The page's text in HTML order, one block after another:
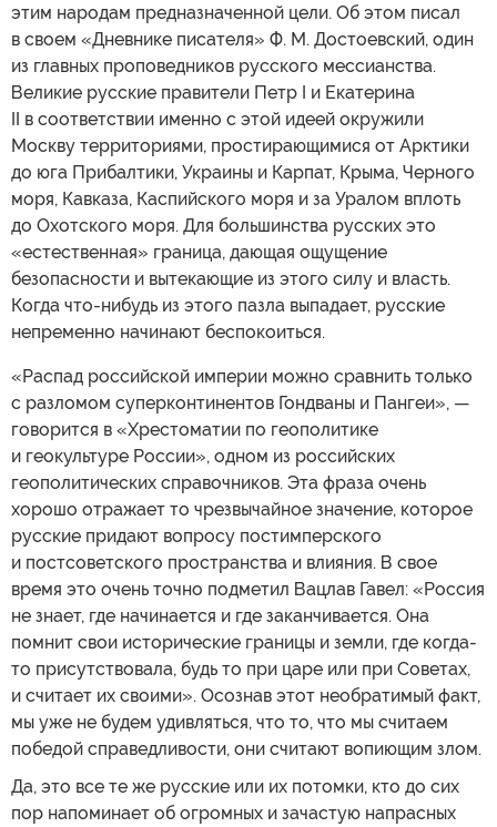
этим народам предназначенной цели. Об этом писал
в своем «Дневнике писателя» Ф. М. Достоевский, один
из главных проповедников русского мессианства.
Великие русские правители Петр I и Екатерина
II в соответствии именно с этой идеей окружили
Москву территориями, простирающимися от Арктики
до юга Прибалтики, Украины и Карпат, Крыма, Черного
моря, Кавказа, Каспийского моря и за Уралом вплоть
до Охотского моря. Для большинства русских это
«естественная» граница, дающая ощущение
безопасности и вытекающие из этого силу и власть.
Когда что-нибудь из этого пазла выпадает, русские
непременно начинают беспокоиться.
«Распад российской империи можно сравнить только
с разломом суперконтинентов Гондваны и Пангеи», —
говорится в «Хрестоматии по геополитике
и геокультуре России», одном из российских
геополитических справочников. Эта фраза очень
хорошо отражает то чрезвычайное значение, которое
русские придают вопросу постимперского
и постсоветского пространства и влияния. В свое
время это очень точно подметил Вацлав Гавел: «Россия
не знает, где начинается и где заканчивается. Она
помнит свои исторические границы и земли, где когда-
то присутствовала, будь то при царе или при Советах,
и считает их своими». Осознав этот необратимый факт,
мы уже не будем удивляться, что то, что мы считаем
победой справедливости, они считают вопиющим злом.
Да, это все те же русские или их потомки, кто до сих
пор напоминает об огромных и зачастую напрасных